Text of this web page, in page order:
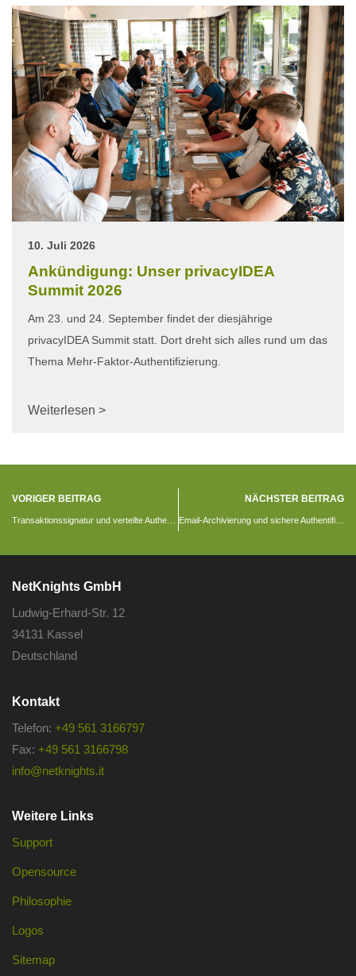
10. Juli 2026
Ankündigung: Unser privacyIDEA
Summit 2026
Am 23. und 24. September findet der diesjährige
privacyIDEA Summit statt. Dort dreht sich alles rund um das
Thema Mehr-Faktor-Authentifizierung.
Weiterlesen >
VORIGER BEITRAG NÄCHSTER BEITRAG
Email-Archivierung und sichere Authentifizierung
NetKnights GmbH
Ludwig-Erhard-Str. 12
34131 Kassel
Deutschland
Kontakt
Telefon: +49 561 3166797
Fax: +49 561 3166798
info@netknights.it
Weitere Links
Support
Opensource
Philosophie
Logos
Sitemap